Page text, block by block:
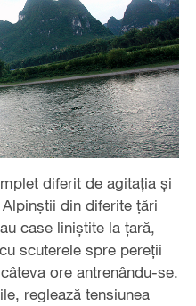
diferit de agitația și
din diferite țări
case liniștite la țară,
scuterele spre pereții
ore antrenându-se.
reglează tensiunea